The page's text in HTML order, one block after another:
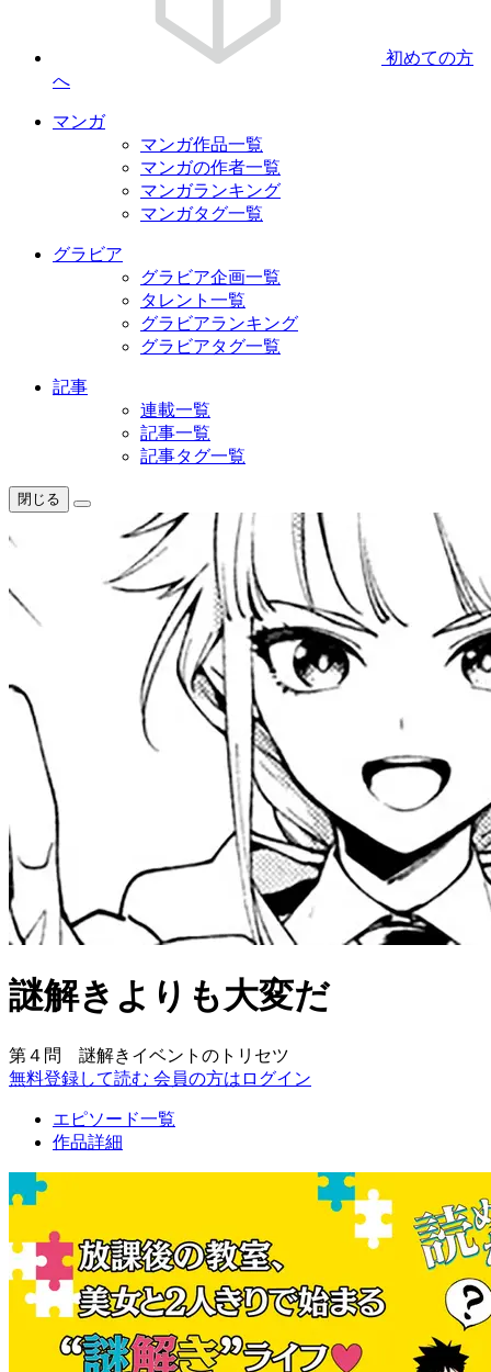
初めての方
へ
マンガ
マンガ作品一覧
マンガの作者一覧
マンガランキング
マンガタグ一覧
グラビア
グラビア企画一覧
タレント一覧
グラビアランキング
グラビアタグ一覧
記事
連載一覧
記事一覧
記事タグ一覧
閉じる
謎解きよりも大変だ
第４問 謎解きイベントのトリセツ
無料登録して読む 会員の方はログイン
エピソード一覧
作品詳細